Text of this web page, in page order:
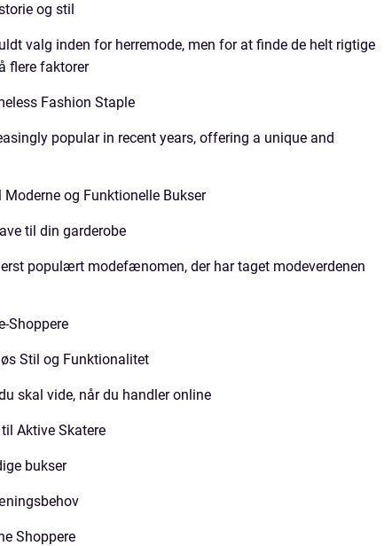
og stil
valg inden for herremode, men for at finde de helt rigtige
flere faktorer
Fashion Staple
popular in recent years, offering a unique and
og Funktionelle Bukser
til din garderobe
populært modefænomen, der har taget modeverdenen
Shoppere
Stil og Funktionalitet
skal vide, når du handler online
Aktive Skatere
bukser
Shoppere